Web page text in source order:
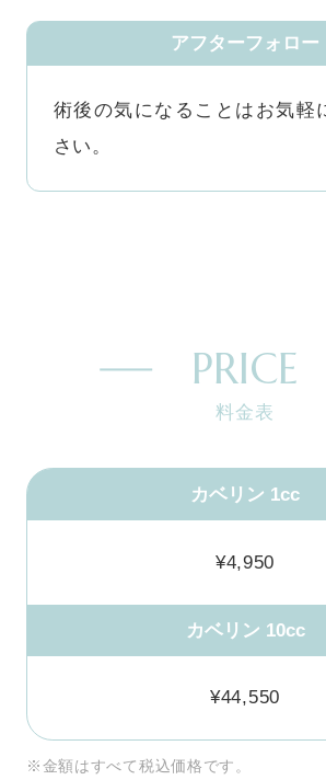
アフターフォロー
術後の気になることはお気軽
さい。
PRICE
料金表
カベリン 1cc
¥4,950
カベリン 10cc
¥44,550
※金額はすべて税込価格です。